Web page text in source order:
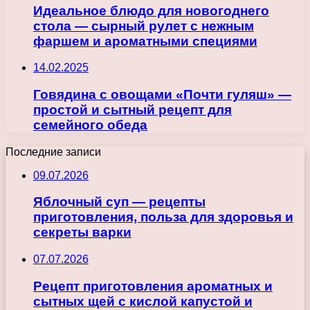
Идеальное блюдо для новогоднего
стола — сырный рулет с нежным
фаршем и ароматными специями
14.02.2025
Говядина с овощами «Почти гуляш» —
простой и сытный рецепт для
семейного обеда
Последние записи
09.07.2026
Яблочный суп — рецепты
приготовления, польза для здоровья и
секреты варки
07.07.2026
Рецепт приготовления ароматных и
сытных щей с кислой капустой и